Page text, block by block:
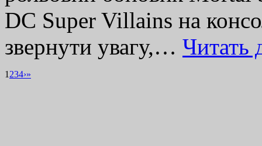
DC Super Villains на
звернути увагу,…
1 234›»